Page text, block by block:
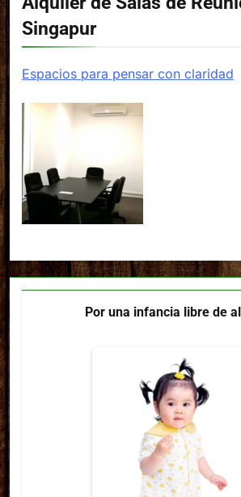
Singapur
Espacios para pensar con claridad
Por una infancia libre de